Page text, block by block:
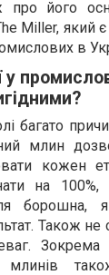
його
Miller, який
в
у
багато
млин
кожен
на 100%,
борошна,
Також не
Зокрема
млинів